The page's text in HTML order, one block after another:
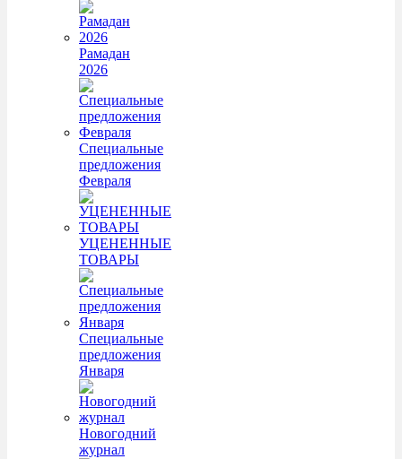
Рамадан
2026
Специальные
предложения
Февраля
УЦЕНЕННЫЕ
ТОВАРЫ
Специальные
предложения
Января
Новогодний
журнал